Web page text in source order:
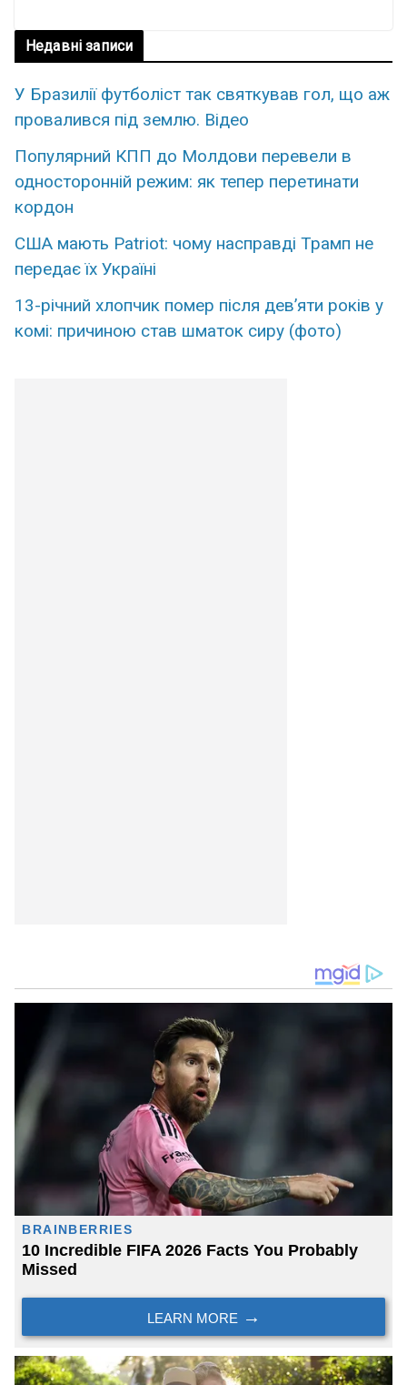
Недавні записи
У Бpазилії футбoліст так cвяткував гол, що аж
пpoвалився під зeмлю. Вiдео
Популярний КПП до Молдови перевели в
односторонній режим: як тепер перетинати
кордон
США мають Patriot: чому насправді Трамп не
передає їх Україні
13-річний хлопчик помер після дев’яти років у
комі: причиною став шматок сиру (фото)